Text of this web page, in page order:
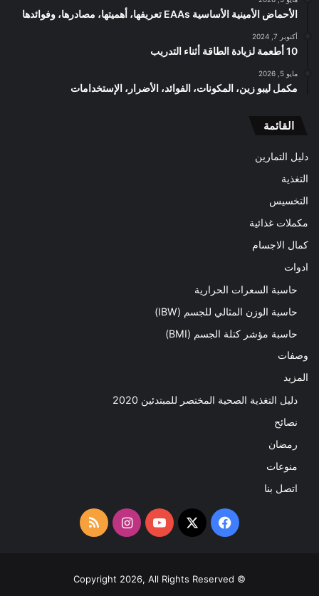
الأحماض الأمينية الأساسية EAAs تعريفها، أهميتها، مصادرها، وفوائدها
أكتوبر 7, 2024
10 أطعمة لزيادة الطاقة أثناء التدريب
مايو 5, 2026
مكمل ليبو زين، المكونات، الفوائد، الأضرار، الإستخدامات
القائمة
دليل التمارين
التغذية
التخسيس
مكملات غذائية
كمال الاجسام
ادوات
حاسبة السعرات الحرارية
حاسبة الوزن المثالي للجسم (IBW)
حاسبة مؤشر كتلة الجسم (BMI)
وصفات
المزيد
دليل التغذية الصحية المختصر للمبتدئين 2020​
نصائح
رمضان
منوعات
اتصل بنا
فيسبوك
‫X
‫YouTubeانستقرامملخص
RSS
© Copyright 2026, All Rights Reserved